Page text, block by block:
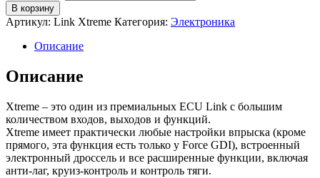
В корзину
Артикул: Link Xtreme Категория: Электроника
Описание
Описание
Xtreme – это один из премиальных ECU Link с большим
количеством входов, выходов и функций.
Xtreme имеет практически любые настройки впрыска (кроме
прямого, эта функция есть только у Force GDI), встроенный
электронный дроссель и все расширенные функции, включая
анти-лаг, круиз-контроль и контроль тяги.